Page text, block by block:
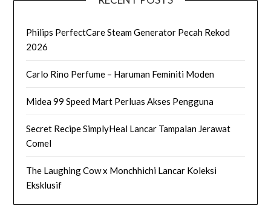
Philips PerfectCare Steam Generator Pecah Rekod
2026
Carlo Rino Perfume – Haruman Feminiti Moden
Midea 99 Speed Mart Perluas Akses Pengguna
Secret Recipe SimplyHeal Lancar Tampalan Jerawat
Comel
The Laughing Cow x Monchhichi Lancar Koleksi
Eksklusif